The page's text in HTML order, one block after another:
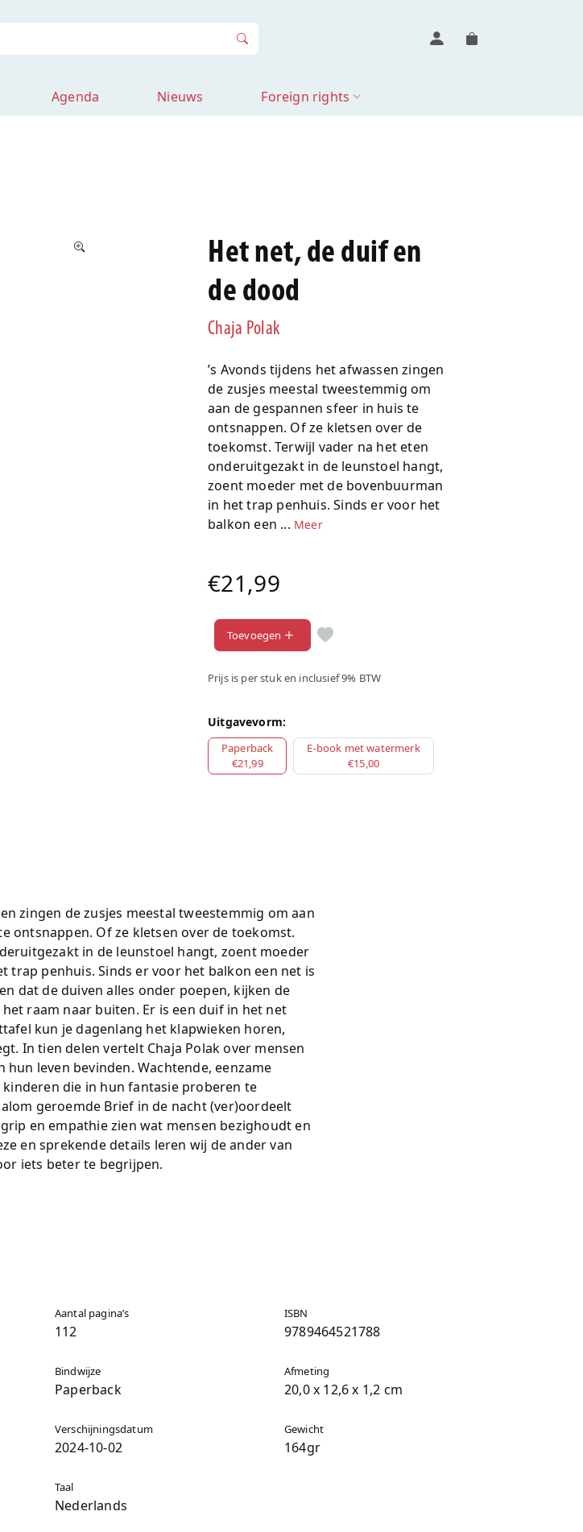
Agenda Nieuws Foreign rights
Het net, de duif en
de dood
Chaja Polak
’s Avonds tijdens het afwassen zingen
de zusjes meestal tweestemmig om
aan de gespannen sfeer in huis te
ontsnappen. Of ze kletsen over de
toekomst. Terwijl vader na het eten
onderuitgezakt in de leunstoel hangt,
zoent moeder met de bovenbuurman
in het trap penhuis. Sinds er voor het
balkon een ... Meer
€21,99
Toevoegen
Prijs is per stuk en inclusief 9% BTW
Uitgavevorm:
Paperback
€21,99
E-book met watermerk
€15,00
zingen de zusjes meestal tweestemmig om aan
ontsnappen. Of ze kletsen over de toekomst.
in de leunstoel hangt, zoent moeder
trap penhuis. Sinds er voor het balkon een net is
dat de duiven alles onder poepen, kijken de
raam naar buiten. Er is een duif in het net
kun je dagenlang het klapwieken horen,
In tien delen vertelt Chaja Polak over mensen
leven bevinden. Wachtende, eenzame
die in hun fantasie proberen te
geroemde Brief in de nacht (ver)oordeelt
en empathie zien wat mensen bezighoudt en
en sprekende details leren wij de ander van
iets beter te begrijpen.
Aantal pagina’s
112
Bindwijze
Paperback
Verschijningsdatum
2024-10-02
Taal
Nederlands
ISBN
9789464521788
Afmeting
20,0 x 12,6 x 1,2 cm
Gewicht
164gr